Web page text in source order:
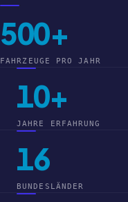
500+
FAHRZEUGE PRO JAHR
10+
JAHRE ERFAHRUNG
16
BUNDESLÄNDER